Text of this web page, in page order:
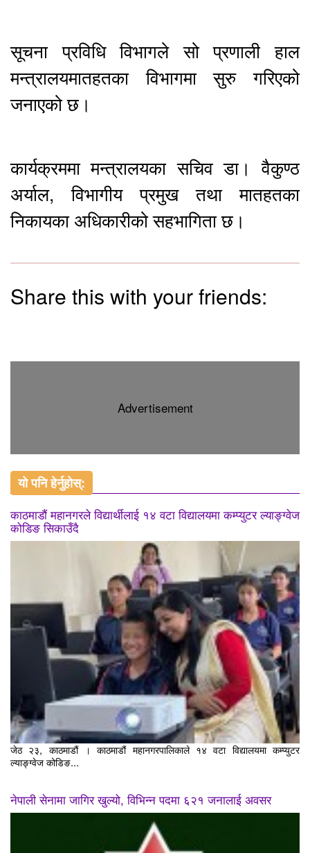
सूचना प्रविधि विभागले सो प्रणाली हाल
मन्त्रालयमातहतका विभागमा सुरु गरिएको
जनाएको छ।
कार्यक्रममा मन्त्रालयका सचिव डा। वैकुण्ठ
अर्याल, विभागीय प्रमुख तथा मातहतका
निकायका अधिकारीको सहभागिता छ।
Share this with your friends:
Advertisement
यो पनि हेर्नुहोस्:
काठमाडौं महानगरले विद्यार्थीलाई १४ वटा विद्यालयमा कम्प्युटर ल्याङ्ग्वेज
कोडिङ सिकाउँदै
जेठ २३, काठमाडौं । काठमाडौं महानगरपालिकाले १४ वटा विद्यालयमा कम्प्युटर
ल्याङ्ग्वेज कोडिङ...
नेपाली सेनामा जागिर खुल्यो, विभिन्न पदमा ६२१ जनालाई अवसर